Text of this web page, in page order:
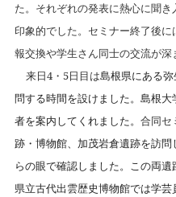
た。それぞれの発表に熱心に聞
印象的でした。セミナー終了後
報交換や学生さん同士の交流が深
来日4・ 5日目は島根県にある
問する時間を設けました。島根
者を案内してくれました。 合同セ
跡・博物館、加茂岩倉遺跡を訪
らの眼で確認しました。この両
県立古代出雲歴史博物館では学